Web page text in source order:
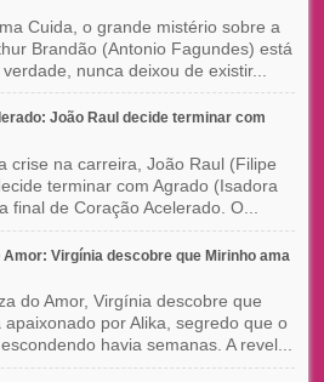
Cuida, o grande mistério sobre a
Brandão (Antonio Fagundes) está
nunca deixou de existir...
João Raul decide terminar com
crise na carreira, João Raul (Filipe
terminar com Agrado (Isadora
final de Coração Acelerado. O...
Amor: Virgínia descobre que Mirinho ama
do Amor, Virgínia descobre que
apaixonado por Alika, segredo que o
havia semanas. A revel...